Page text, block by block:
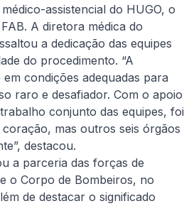
assistencial do HUGO, o
A diretora médica do
a dedicação das equipes
do procedimento. “A
condições adequadas para
raro e desafiador. Com o apoio
conjunto das equipes, foi
mas outros seis órgãos
destacou.
a parceria das forças de
o Corpo de Bombeiros, no
de destacar o significado